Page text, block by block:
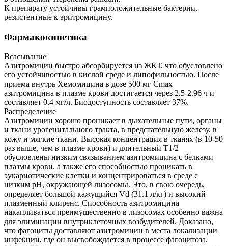
К препарату устойчивы грамположительные бактерии,
резистентные к эритромицину.
Фармакокинетика
Всасывание
Азитромицин быстро абсорбируется из ЖКТ, что обусловлено
его устойчивостью в кислой среде и липофильностью. После
приема внутрь Хемомицина в дозе 500 мг Cmax
азитромицина в плазме крови достигается через 2.5-2.96 ч и
составляет 0.4 мг/л. Биодоступность составляет 37%.
Распределение
Азитромицин хорошо проникает в дыхательные пути, органы
и ткани урогенитального тракта, в предстательную железу, в
кожу и мягкие ткани. Высокая концентрация в тканях (в 10-50
раз выше, чем в плазме крови) и длительный T1/2
обусловлены низким связыванием азитромицина с белками
плазмы крови, а также его способностью проникать в
эукариотические клетки и концентрироваться в среде с
низким рН, окружающей лизосомы. Это, в свою очередь,
определяет большой кажущийся Vd (31.1 л/кг) и высокий
плазменный клиренс. Способность азитромицина
накапливаться преимущественно в лизосомах особенно важна
для элиминации внутриклеточных возбудителей. Доказано,
что фагоциты доставляют азитромицин в места локализации
инфекции, где он высвобождается в процессе фагоцитоза.